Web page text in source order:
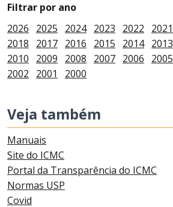
Filtrar por ano
2026
2025 2024 2023 2022 2021
2018
2017 2016 2015 2014 2013
2010
2009 2008 2007 2006 2005
2002
2001 2000
Veja também
Manuais
Site do ICMC
Portal da Transparência do ICMC
Normas USP
Covid